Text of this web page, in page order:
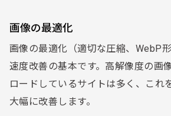
画像の最適化
画像の最適化（適切な圧縮、WebP
速度改善の基本です。高解像度の画
ロードしているサイトは多く、これ
大幅に改善します。